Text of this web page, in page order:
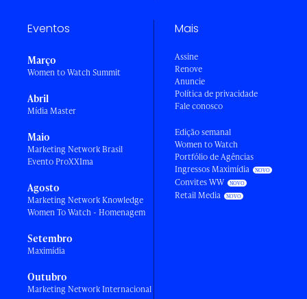
Eventos
Março
Women to Watch Summit
Abril
Mídia Master
Maio
Marketing Network Brasil
Evento ProXXIma
Agosto
Marketing Network Knowledge
Women To Watch - Homenagem
Setembro
Maximídia
Outubro
Marketing Network Internacional
Mais
Assine
Renove
Anuncie
Política de privacidade
Fale conosco
Edição semanal
Women to Watch
Portfólio de Agências
Ingressos Maximídia
Convites WW
Retail Media